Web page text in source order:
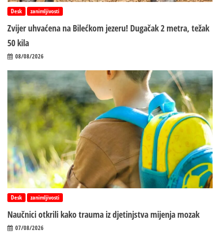
Desk zanimljivosti
Zvijer uhvaćena na Bilećkom jezeru! Dugačak 2 metra, težak
50 kila
08/08/2026
Desk zanimljivosti
Naučnici otkrili kako trauma iz d‌jetinjstva mijenja mozak
07/08/2026